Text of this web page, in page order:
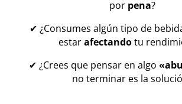
por pena?
✔ ¿Consumes algún tipo de
estarafectandotu
✔ ¿Crees que pensar en algo
no terminar es la